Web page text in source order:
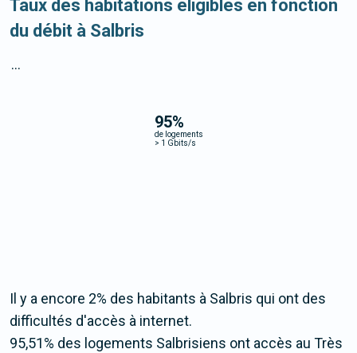
Taux des habitations éligibles en fonction
du débit à Salbris
95%
de logements
> 1 Gbits/s
...
Il y a encore 2% des habitants à Salbris qui ont des
difficultés d'accès à internet.
95,51% des logements Salbrisiens ont accès au Très